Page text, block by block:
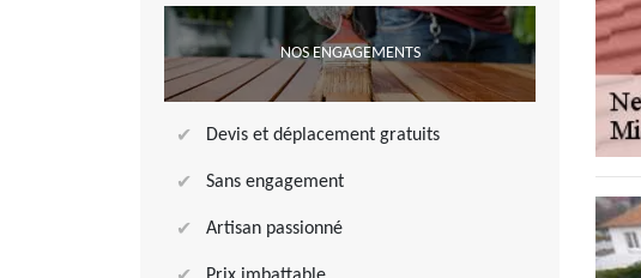
NOS ENGAGEMENTS
Devis et déplacement gratuits
Sans engagement
Artisan passionné